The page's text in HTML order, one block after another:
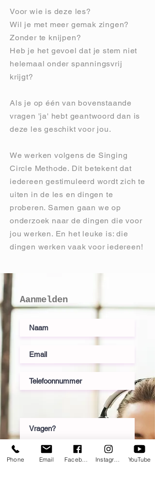
Voor wie is deze les?
Wil je met meer gemak zingen?
Zonder te knijpen?
Heb je het gevoel dat je stem niet
helemaal onder spanningsvrij
krijgt?
Als je op één van bovenstaande
vragen 'ja' hebt geantwoord dan is
deze les geschikt voor jou.
We werken volgens de Singing
Circle Methode. Dit betekent dat
iedereen gestimuleerd wordt zich te
uiten in de les en dingen te
proberen. Samen gaan we op
onderzoek naar de dingen die voor
jou werken. En het leuke is: die
dingen werken vaak voor iedereen!
Aanmelden
Phone Email YouTube